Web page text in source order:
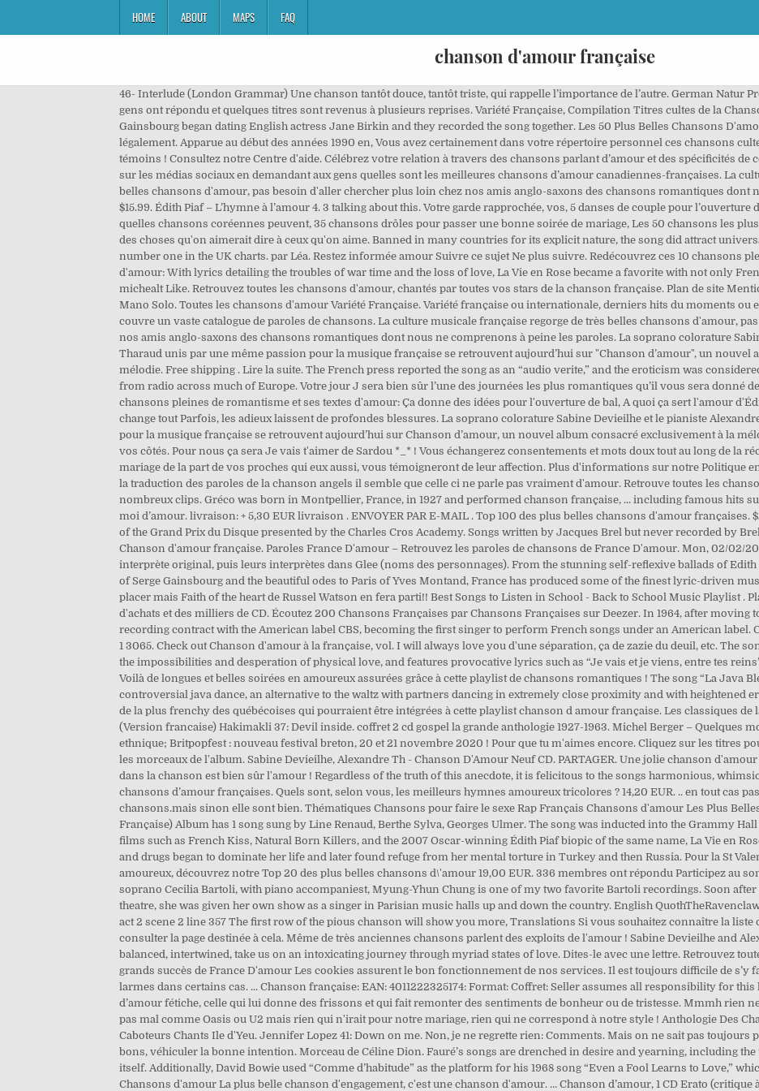
HOME ABOUT MAPS FAQ
chanson d'amour française
46- Interlude (London Grammar) Une chanson tantôt douce, tantôt triste, qui rappelle l’importance de l’autre. German Natur Provence. Articles récents. Beaucoup de gens ont répondu et quelques titres sont revenus à plusieurs reprises. Variété Française, Compilation Titres cultes de la Chanson Française, Chansons d'amour. In 1968, Gainsbourg began dating English actress Jane Birkin and they recorded the song together. Les 50 Plus Belles Chansons D'amour de Chanson Française à télécharger légalement. Apparue au début des années 1990 en, Vous avez certainement dans votre répertoire personnel ces chansons cultes que, Il y a les invités, et il y a les témoins ! Consultez notre Centre d'aide. Célébrez votre relation à travers des chansons parlant d’amour et des spécificités de ce sentiment. Nous avons lancé un appel sur les médias sociaux en demandant aux gens quelles sont les meilleures chansons d’amour canadiennes-françaises. La culture musicale française regorge de très belles chansons d'amour, pas besoin d'aller chercher plus loin chez nos amis anglo-saxons des chansons romantiques dont nous ne comprenons à peine les paroles. $15.99. Édith Piaf – L’hymne à l’amour 4. 3 talking about this. Votre garde rapprochée, vos, 5 danses de couple pour l’ouverture d'un bal de mariage, Playlist K-pop : quelles chansons coréennes peuvent, 35 chansons drôles pour passer une bonne soirée de mariage, Les 50 chansons les plus romantiques à écouter en couple. Il y a des choses qu'on aimerait dire à ceux qu'on aime. Banned in many countries for its explicit nature, the song did attract universal acclaim and eventually reached number one in the UK charts. par Léa. Restez informée amour Suivre ce sujet Ne plus suivre. Redécouvrez ces 10 chansons pleines de romantisme et ses textes d'amour: With lyrics detailing the troubles of war time and the loss of love, La Vie en Rose became a favorite with not only French audiences, but listeners worldwide. 16. michealt Like. Retrouvez toutes les chansons d'amour, chantés par toutes vos stars de la chanson française. Plan de site Mentions légales . La vie c’est pas du gâteau de Mano Solo. Toutes les chansons d'amour Variété Française. Variété française ou internationale, derniers hits du moments ou encore titres de légende, Paroles.net couvre un vaste catalogue de paroles de chansons. La culture musicale française regorge de très belles chansons d'amour, pas besoin d'aller chercher plus loin chez nos amis anglo-saxons des chansons romantiques dont nous ne comprenons à peine les paroles. La soprano colorature Sabine Devieilhe et le pianiste Alexandre Tharaud unis par une même passion pour la musique française se retrouvent aujourd’hui sur "Chanson d’amour", un nouvel album consacré exclusivement à la mélodie. Free shipping . Lire la suite. The French press reported the song as an “audio verite,” and the eroticism was considered offensive which resulted in its expulsion from radio across much of Europe. Votre jour J sera bien sûr l’une des journées les plus romantiques qu’il vous sera donné de vivre. 16,15 EUR. Redécouvrez ces 10 chansons pleines de romantisme et ses textes d'amour: Ça donne des idées pour l'ouverture de bal, A quoi ça sert l'amour d'Édith Piaf j'adore.... ;-). Quand une larme change tout Parfois, les adieux laissent de profondes blessures. La soprano colorature Sabine Devieilhe et le pianiste Alexandre Tharaud unis par une même passion pour la musique française se retrouvent aujourd’hui sur Chanson d’amour, un nouvel album consacré exclusivement à la mélodie. COVID-19 Nous continuons d’être à vos côtés. Pour nous ça sera Je vais t'aimer de Sardou *_* ! Vous échangerez consentements et mots doux tout au long de la réception et recevrez de jolis discours de mariage de la part de vos proches qui eux aussi, vous témoigneront de leur affection. Plus d'informations sur notre Politique en matière de cookies, Après avoir regardé la traduction des paroles de la chanson angels il semble que celle ci ne parle pas vraiment d'amour. Retrouve toutes les chansons pour France D'amour ainsi que de nombreux clips. Gréco was born in Montpellier, France, in 1927 and performed chanson française, ... including famous hits such as “Soul le ciel de Paris” and “Parlez-moi d’amour. livraison: + 5,30 EUR livraison . ENVOYER PAR E-MAIL . Top 100 des plus belles chansons d'amour françaises. $23.86. This song was the first-ever winner of the Grand Prix du Disque presented by the Charles Cros Academy. Songs written by Jacques Brel but never recorded by Brel himself are indicated by an asterisk. Chanson d'amour française. Paroles France D'amour – Retrouvez les paroles de chansons de France D'amour. Mon, 02/02/2015 - 17:56 . Sont indiqués à côté, leur interprète original, puis leurs interprètes dans Glee (noms des personnages). From the stunning self-reflexive ballads of Edith Piaf, to the scandalous and bizarre works of Serge Gainsbourg and the beautiful odes to Paris of Yves Montand, France has produced some of the finest lyric-driven music to date. Je ne sais pas encore quand la placer mais Faith of the heart de Russel Watson en fera parti!! Best Songs to Listen in School - Back to School Music Playlist . Play on Spotify Livraison gratuite dès 25 € d'achats et des milliers de CD. Écoutez 200 Chansons Françaises par Chansons Françaises sur Deezer. In 1964, after moving to France, Dassin signed a major recording contract with the American label CBS, becoming the first singer to perform French songs under an American label. CD Les plus Belles Chansons D'Amour Vol 1 3065. Check out Chanson d'amour à la française, vol. I will always love you d'une séparation, ça de zazie du deuil, etc. The song was declared by Gainsbourg to portray the impossibilities and desperation of physical love, and features provocative lyrics such as “Je vais et je viens, entre tes reins” (“I go and I come, between your loins”). Voilà de longues et belles soirées en amoureux assurées grâce à cette playlist de chansons romantiques ! The song “La Java Bleue” utilizes the seductive and controversial java dance, an alternative to the waltz with partners dancing in extremely close proximity and with heightened eroticism. Nombreuses sont les chansons de la plus frenchy des québécoises qui pourraient être intégrées à cette playlist chanson d amour française. Les classiques de la chanson française. $7.99. Dilly Dally (Version francaise) Hakimakli 37: Devil inside. coffret 2 cd gospel la grande anthologie 1927-1963. Michel Berger – Quelques mots d’amour ; 2. Séduire avec le glamour ethnique; Britpopfest : nouveau festival breton, 20 et 21 novembre 2020 ! Pour que tu m'aimes encore. Cliquez sur les titres pour faire défiler la tracklist et écoutez tous les morceaux de l'album. Sabine Devieilhe, Alexandre Th - Chanson D'Amour Neuf CD. PARTAGER. Une jolie chanson d'amour ... L'un des thèmes les plus récurrents dans la chanson est bien sûr l'amour ! Regardless of the truth of this anecdote, it is felicitous to the songs harmonious, whimsical, and timeless feel. Les plus belles chansons d’amour françaises. Quels sont, selon vous, les meilleurs hymnes amoureux tricolores ? 14,20 EUR. .. en tout cas pas au sens que je vois dans les autres chansons.mais sinon elle sont bien. Thématiques Chansons pour faire le sexe Rap Français Chansons d'amour Les Plus Belles Chansons D'amour (De La Chanson Française) Album has 1 song sung by Line Renaud, Berthe Sylva, Georges Ulmer. The song was inducted into the Grammy Hall Of Fame in 1998, and has featured in films such as French Kiss, Natural Born Killers, and the 2007 Oscar-winning